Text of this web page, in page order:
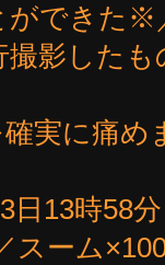
ができた※
影した
実に痛め
日13時58
スーム